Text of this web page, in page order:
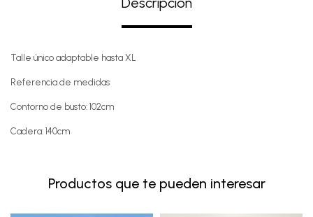
Talle único adaptable hasta XL
Referencia de medidas
Contorno de busto: 102cm
Cadera: 140cm
Productos que te pueden interesar